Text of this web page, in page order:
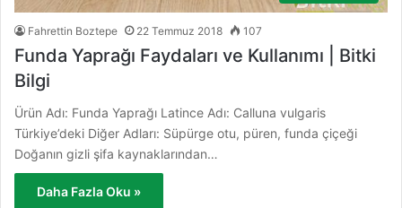
Fahrettin Boztepe 22 Temmuz 2018 107
Funda Yaprağı Faydaları ve Kullanımı | Bitki
Bilgi
Ürün Adı: Funda Yaprağı Latince Adı: Calluna vulgaris
Türkiye’deki Diğer Adları: Süpürge otu, püren, funda çiçeği
Doğanın gizli şifa kaynaklarından…
Daha Fazla Oku »